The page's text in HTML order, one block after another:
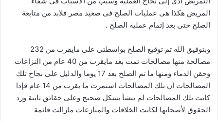
المريض هكذا هى عمليات الصلح فى صعيد مصر فلابد من متابعة
الصلح حتى بعد إتمام عملية الصلح .
وبتوفيق الله تم توقيع الصلح بواسطتى على مايقرب من 232
مصالحة منها مصالحات تمت بعد مايقرب من 40 عام من النزاعات
وحقن الدماء ومنها ما تم الصلح بعد 17 يوما والدليل على نجاح تلك
المصالحات أن تلك المصالحات استمرت ما يقرب من 14 عام فإذا
كانت تلك المصالحات لم تنشأ بشكل صحيح وعلى حقائق ثابتة ورد
الحقوق لأصحابها لكانت الخلافات والمنازعات مازالت قائمة